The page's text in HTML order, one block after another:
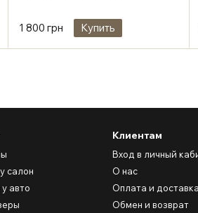
1 800 грн Купить
салон
авто
Клиентам
Вход в личный
О нас
Оплата и доставка
Обмен и возврат